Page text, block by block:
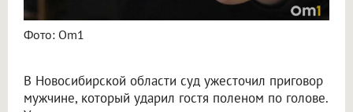
Фото: Om1
В Новосибирской области суд ужесточил приговор
мужчине, который ударил гостя поленом по голове.